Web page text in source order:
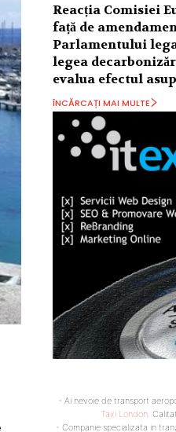
Reacția Comisiei
față de
Parlamentului
legea
evalua efectul
ÎNCĂRCAȚI MAI MULTE
- Ai nevoie de transport
Taxi London.
- Companie specializata in